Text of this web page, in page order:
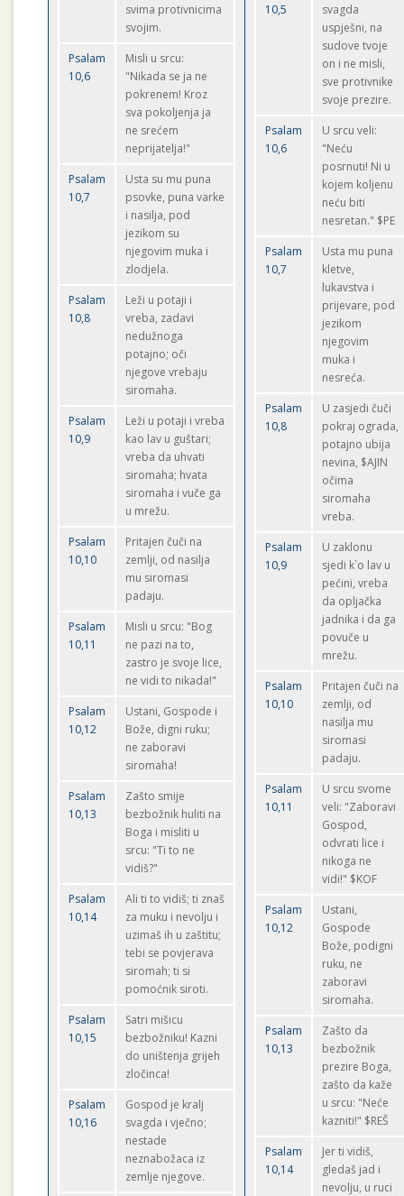
svima protivnicima
svojim.
Psalam
10,6
Misli u srcu:
"Nikada se ja ne
pokrenem! Kroz
sva pokoljenja ja
ne srećem
neprijatelja!"
Psalam
10,7
Usta su mu puna
psovke, puna varke
i nasilja, pod
jezikom su
njegovim muka i
zlodjela.
Psalam
10,8
Leži u potaji i
vreba, zadavi
nedužnoga
potajno; oči
njegove vrebaju
siromaha.
Psalam
10,9
Leži u potaji i vreba
kao lav u guštari;
vreba da uhvati
siromaha; hvata
siromaha i vuče ga
u mrežu.
Psalam
10,10
Pritajen čuči na
zemlji, od nasilja
mu siromasi
padaju.
Psalam
10,11
Misli u srcu: "Bog
ne pazi na to,
zastro je svoje lice,
ne vidi to nikada!"
Psalam
10,12
Ustani, Gospode i
Bože, digni ruku;
ne zaboravi
siromaha!
Psalam
10,13
Zašto smije
bezbožnik huliti na
Boga i misliti u
srcu: "Ti to ne
vidiš?"
Psalam
10,14
Ali ti to vidiš; ti znaš
za muku i nevolju i
uzimaš ih u zaštitu;
tebi se povjerava
siromah; ti si
pomoćnik siroti.
Psalam
10,15
Satri mišicu
bezbožniku! Kazni
do uništenja grijeh
zločinca!
Psalam
10,16
Gospod je kralj
svagda i vječno;
nestade
neznabožaca iz
zemlje njegove.
10,5
svagda
uspješni, na
sudove tvoje
on i ne misli,
sve protivnike
svoje prezire.
Psalam
10,6
U srcu veli:
"Neću
posrnuti! Ni u
kojem koljenu
neću biti
nesretan." $PE
Psalam
10,7
Usta mu puna
kletve,
lukavstva i
prijevare, pod
jezikom
njegovim
muka i
nesreća.
Psalam
10,8
U zasjedi čuči
pokraj ograda,
potajno ubija
nevina, $AJIN
očima
siromaha
vreba.
Psalam
10,9
U zaklonu
sjedi k`o lav u
pećini, vreba
da opljačka
jadnika i da ga
povuče u
mrežu.
Psalam
10,10
Pritajen čuči na
zemlji, od
nasilja mu
siromasi
padaju.
Psalam
10,11
U srcu svome
veli: "Zaboravi
Gospod,
odvrati lice i
nikoga ne
vidi!" $KOF
Psalam
10,12
Ustani,
Gospode
Bože, podigni
ruku, ne
zaboravi
siromaha.
Psalam
10,13
Zašto da
bezbožnik
prezire Boga,
zašto da kaže
u srcu: "Neće
kazniti!" $REŠ
Psalam
10,14
Jer ti vidiš,
gledaš jad i
nevolju, u ruci